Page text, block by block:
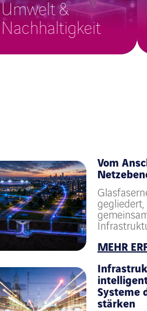
Umwelt &
Nachhaltigkeit
Vom
MEHR
Systeme
stärken